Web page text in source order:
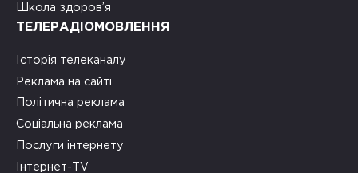
Школа здоров’я
ТЕЛЕРАДІОМОВЛЕННЯ
Історія телеканалу
Реклама на сайті
Політична реклама
Соціальна реклама
Послуги інтернету
Інтернет-TV